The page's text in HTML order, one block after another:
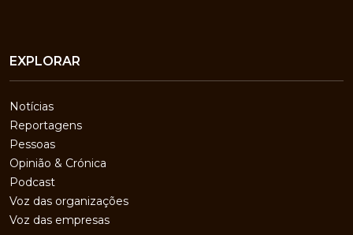
EXPLORAR
Notícias
Reportagens
Pessoas
Opinião & Crónica
Podcast
Voz das organizações
Voz das empresas